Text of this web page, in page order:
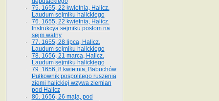
75. 1655, 22 kwietnia, Halicz.
Laudum sejmiku halickiego
76. 1655, 22 kwietnia, Halicz.
Instrukcya sejmiku posłom na
sejm walny
77. 1655, 28 lipca, Halicz.
Laudum sejmiku halickiego
78. 1656, 21 marca, Halicz.
Laudum sejmiku halickiego
79. 1656, 8 kwietnia, Babuchów.
Pułkownik pospolitego ruszenia
ziemi halickiej wzywa ziemian
pod Halicz
80. 1656, 26 maja, pod